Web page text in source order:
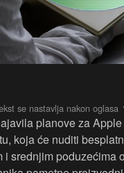
planove za
koja će nuditi
i srednjim poduzećima